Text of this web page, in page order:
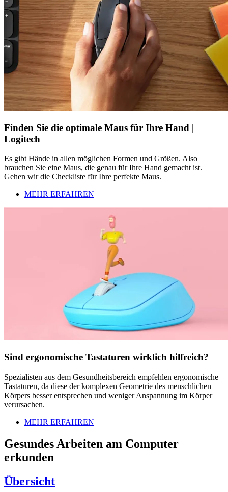
Finden Sie die optimale Maus für Ihre Hand |
Logitech
Es gibt Hände in allen möglichen Formen und Größen. Also
brauchen Sie eine Maus, die genau für Ihre Hand gemacht ist.
Gehen wir die Checkliste für Ihre perfekte Maus.
MEHR ERFAHREN
Sind ergonomische Tastaturen wirklich hilfreich?
Spezialisten aus dem Gesundheitsbereich empfehlen ergonomische
Tastaturen, da diese der komplexen Geometrie des menschlichen
Körpers besser entsprechen und weniger Anspannung im Körper
verursachen.
MEHR ERFAHREN
Gesundes Arbeiten am Computer
erkunden
Übersicht